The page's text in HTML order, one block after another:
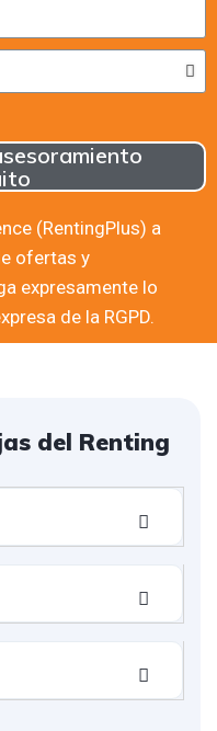
(RentingPlus) a
ofertas y
expresamente lo
de la RGPD.
del Renting